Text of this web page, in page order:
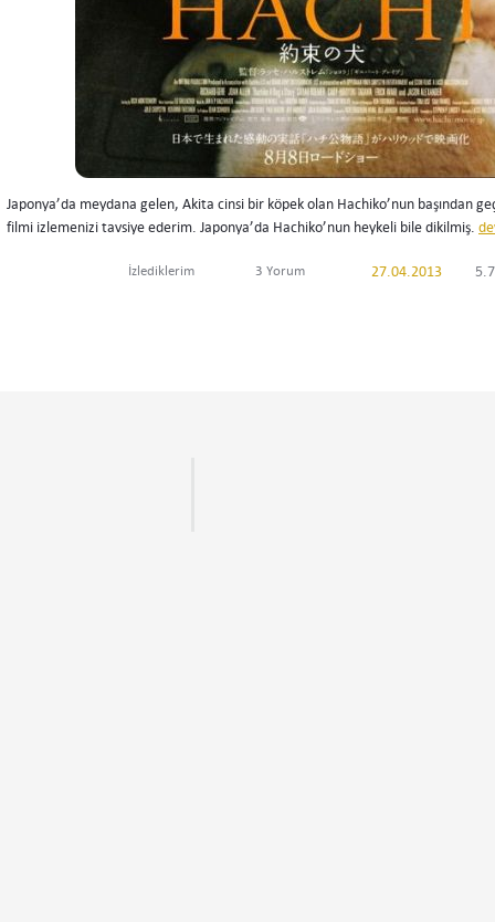
Japonya’da meydana gelen, Akita cinsi bir köpek olan Hachiko’nun başından
filmi izlemenizi tavsiye ederim. Japonya’da Hachiko’nun heykeli bile dikilmiş.
İzlediklerim 3 Yorum 27.04.2013